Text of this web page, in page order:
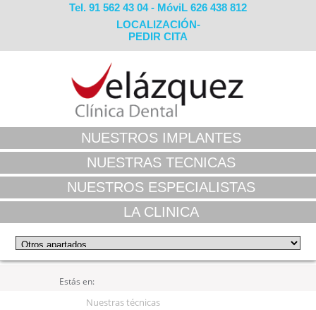
Tel. 91 562 43 04 - MóviL 626 438 812
LOCALIZACIÓN-
PEDIR CITA
NUESTROS IMPLANTES
NUESTRAS TECNICAS
NUESTROS ESPECIALISTAS
LA CLINICA
Estás en:
Nuestras técnicas